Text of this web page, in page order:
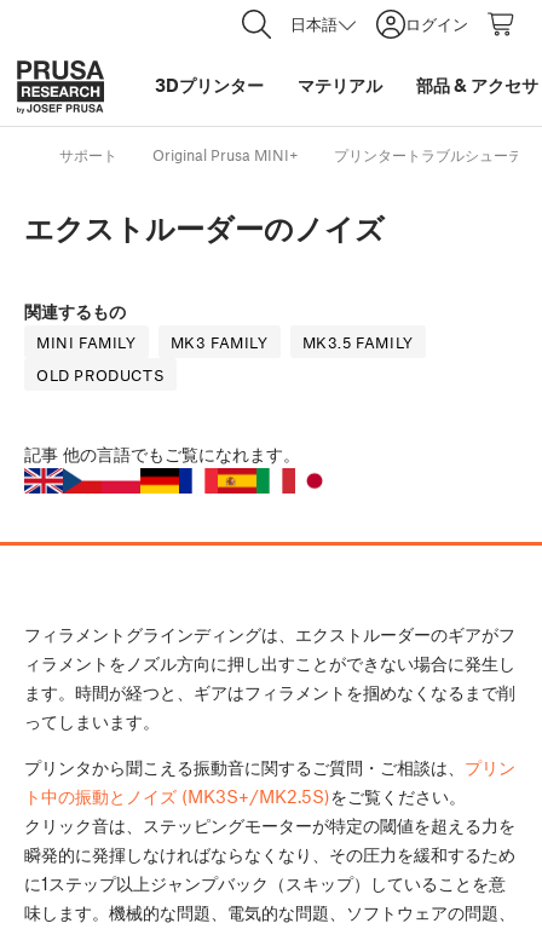
日本語 ログイン
3Dプリンター マテリアル 部品& アクセ
サポート Original Prusa MINI+ プリンタートラブルシューティ
エクストルーダーのノイズ
関連するもの
MINI FAMILY MK3 FAMILY
MK3.5 FAMILY
OLD PRODUCTS
記事 他の言語でもご覧になれます。
フィラメントグラインディングは、エクストルーダーのギアがフ
ィラメントをノズル方向に押し出すことができない場合に発生し
ます。時間が経つと、ギアはフィラメントを掴めなくなるまで削
ってしまいます。
プリンタから聞こえる振動音に関するご質問・ご相談は、 プリン
ト中の振動とノイズ (MK3S+/MK2.5S)をご覧ください。
クリック音は、ステッピングモーターが特定の閾値を超える力を
瞬発的に発揮しなければならなくなり、その圧力を緩和するため
に1ステップ以上ジャンプバック（スキップ）していることを意
味します。機械的な問題、電気的な問題、ソフトウェアの問題、